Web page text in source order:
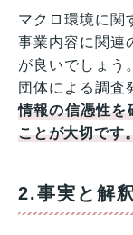
マクロ環境に関
事業内容に関連
が良いでしょう
団体による調査
情報の信憑性を
ことが大切です
2.事実と解